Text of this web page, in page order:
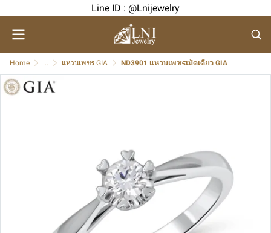
Line ID : @Lnijewelry
Home ... แหวนเพชร GIA ND3901 แหวนเพชรเม็ดเดียว GIA